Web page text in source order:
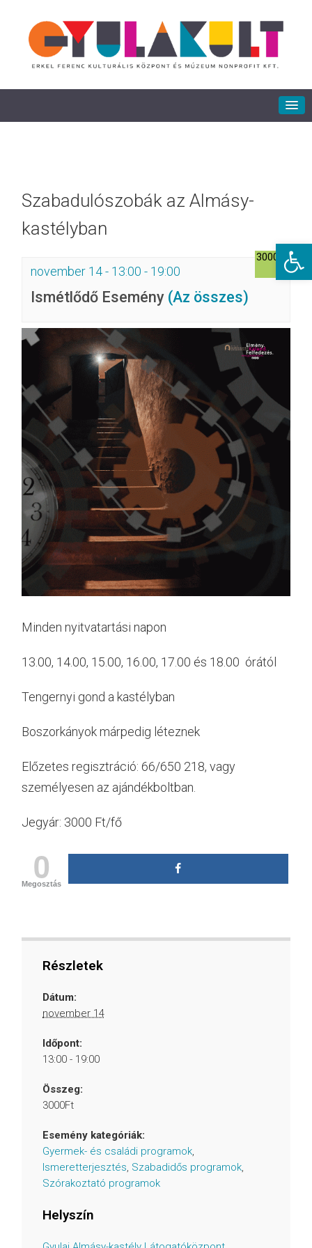
Szabadulószobák az Almásy-
kastélyban
november 14 - 13:00 - 19:00
Ismétlődő Esemény (Az összes)
3000Ft
Minden nyitvatartási napon
13.00, 14.00, 15.00, 16.00, 17.00 és 18.00 órától
Tengernyi gond a kastélyban
Boszorkányok márpedig léteznek
Előzetes regisztráció: 66/650 218, vagy
személyesen az ajándékboltban.
Jegyár: 3000 Ft/fő
0
Megosztás
Részletek
Dátum:
november 14
Időpont:
13:00 - 19:00
Összeg:
3000Ft
Esemény kategóriák:
Gyermek- és családi programok,
Ismeretterjesztés, Szabadidős programok,
Szórakoztató programok
Helyszín